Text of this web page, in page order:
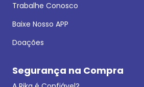
Trabalhe Conosco
Baixe Nosso APP
Doações
Segurança na Compra